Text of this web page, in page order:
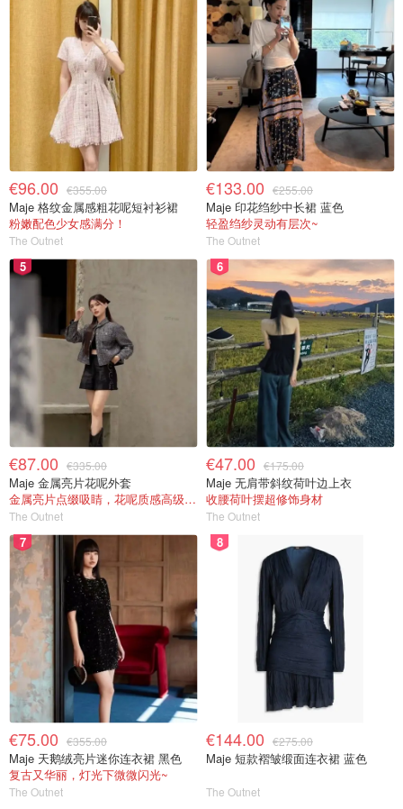
€96.00 €355.00
Maje 格纹金属感粗花呢短衬衫裙
粉嫩配色少女感满分！
The Outnet
€133.00 €255.00
Maje 印花绉纱中长裙 蓝色
轻盈绉纱灵动有层次~
The Outnet
5
€87.00 €335.00
Maje 金属亮片花呢外套
金属亮片点缀吸睛，花呢质感高级又显贵
The Outnet
6
€47.00 €175.00
Maje 无肩带斜纹荷叶边上衣
收腰荷叶摆超修饰身材
The Outnet
7
€75.00 €355.00
Maje 天鹅绒亮片迷你连衣裙 黑色
复古又华丽，灯光下微微闪光~
The Outnet
8
€144.00 €275.00
Maje 短款褶皱缎面连衣裙 蓝色
The Outnet